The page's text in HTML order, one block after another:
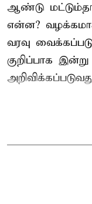
ஆண்டு
என்ன?
வரவு
குறிப்பாக